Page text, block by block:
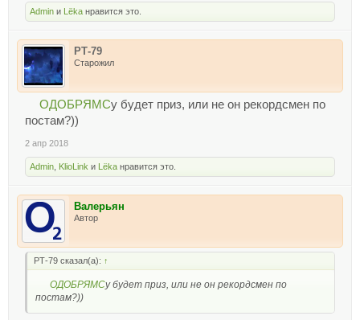
Admin и Lёka нравится это.
РТ-79
Старожил
ОДОБРЯМСу будет приз, или не он рекордсмен по
постам?))
2 апр 2018
Admin KlioLink и Lёka нравится это.
Валерьян
Автор
РТ-79 сказал(а): ↑
ОДОБРЯМСу будет приз, или не он рекордсмен по
постам?))